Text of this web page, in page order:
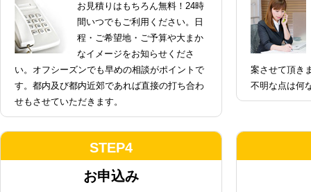
お見積りはもちろん無料！24時
間いつでもご利用ください。日
程・ご希望地・ご予算や大まか
なイメージをお知らせくださ
い。オフシーズンでも早めの相談がポイントで
す。都内及び都内近郊であれば直接の打ち合わ
せもさせていただきます。
案させて頂き
不明な点は何
STEP4
お申込み